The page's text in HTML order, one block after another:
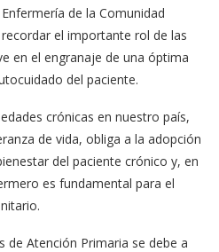
de la Comunidad
recordar el importante rol de las
en el engranaje de una óptima
del paciente.
crónicas en nuestro país,
de vida, obliga a la adopción
del paciente crónico y, en
es fundamental para el
de Atención Primaria se debe a